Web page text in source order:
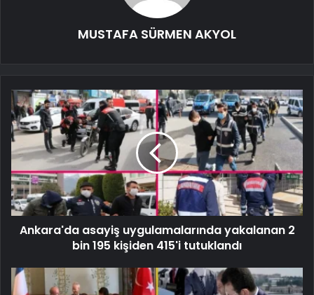
MUSTAFA SÜRMEN AKYOL
Ankara'da asayiş uygulamalarında yakalanan 2
bin 195 kişiden 415'i tutuklandı